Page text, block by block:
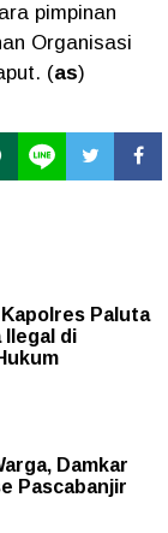
pimpinan
Organisasi
(as)
Paluta
Ilegal di
Damkar
Pascabanjir